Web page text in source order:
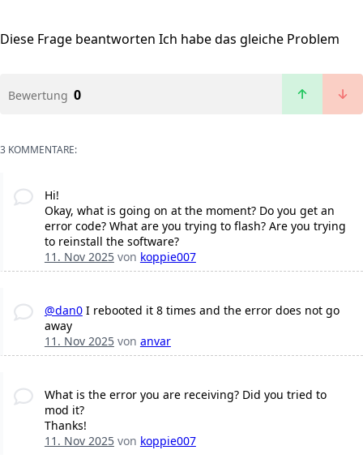
Diese Frage beantworten Ich habe das gleiche Problem
Bewertung 0
3 KOMMENTARE:
Hi!
Okay, what is going on at the moment? Do you get an
error code? What are you trying to flash? Are you trying
to reinstall the software?
11. Nov 2025von koppie007
@dan0I rebooted it 8 times and the error does not go
away
11. Nov 2025von anvar
What is the error you are receiving? Did you tried to
mod it?
Thanks!
11. Nov 2025von koppie007